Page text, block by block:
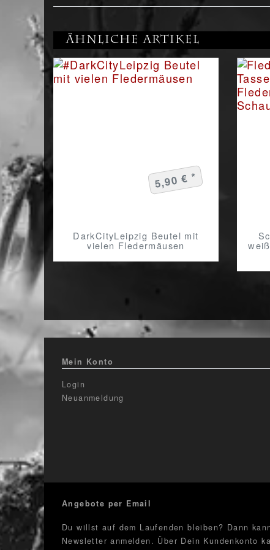
Ähnliche Artikel
DarkCityLeipzig Beutel mit
vielen Fledermäusen
5,90 € *
Mein Konto
Login
Neuanmeldung
Angebote per Email
Du willst auf dem Laufenden bleiben? Dann
Newsletter anmelden. Über Dein Kundenkonto